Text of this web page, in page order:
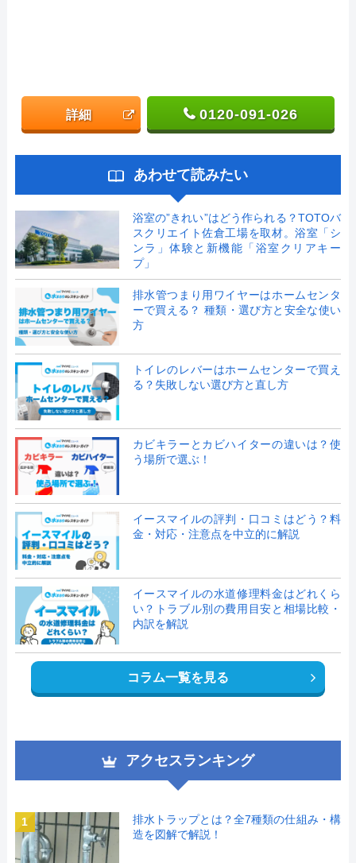
詳細 0120-091-026
あわせて読みたい
浴室の”きれい”はどう作られる？TOTOバ
スクリエイト佐倉工場を取材。浴室「シ
ンラ」体験と新機能「浴室クリアキー
プ」
排水管つまり用ワイヤーはホームセンタ
ーで買える？ 種類・選び方と安全な使い
方
トイレのレバーはホームセンターで買え
る？失敗しない選び方と直し方
カビキラーとカビハイターの違いは？使
う場所で選ぶ！
イースマイルの評判・口コミはどう？料
金・対応・注意点を中立的に解説
イースマイルの水道修理料金はどれくら
い？トラブル別の費用目安と相場比較・
内訳を解説
コラム一覧を見る
アクセスランキング
1
排水トラップとは？全7種類の仕組み・構
造を図解で解説！